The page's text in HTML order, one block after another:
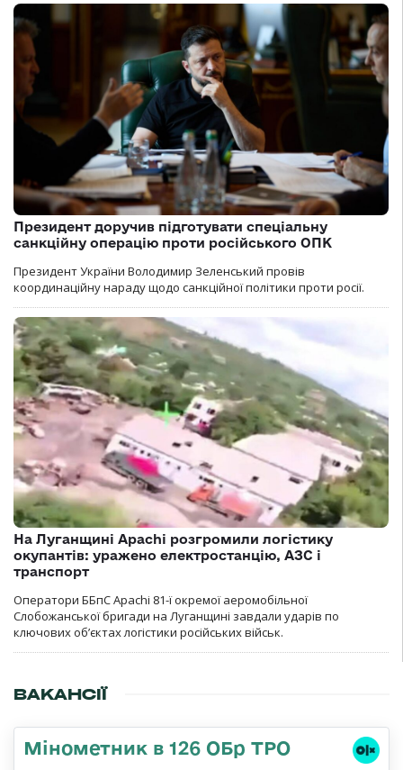
Президент доручив підготувати спеціальну
санкційну операцію проти російського ОПК
Президент України Володимир Зеленський провів
координаційну нараду щодо санкційної політики проти росії.
На Луганщині Apachi розгромили логістику
окупантів: уражено електростанцію, АЗС і
транспорт
Оператори ББпС Apachi 81-ї окремої аеромобільної
Слобожанської бригади на Луганщині завдали ударів по
ключових об’єктах логістики російських військ.
ВАКАНСІЇ
Мінометник в 126 ОБр ТРО